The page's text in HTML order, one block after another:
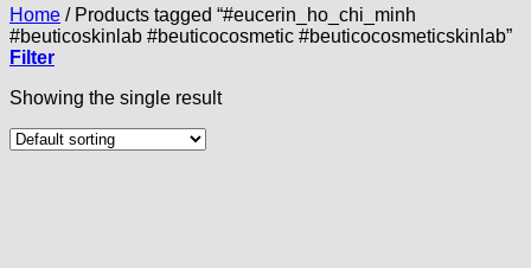
Home /Products tagged “#eucerin_ho_chi_minh
#beuticoskinlab #beuticocosmetic #beuticocosmeticskinlab”
Filter
Showing the single result